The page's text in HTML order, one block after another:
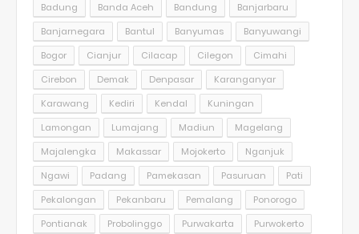
Badung Banda Aceh Bandung
Banjarbaru
Banjarnegara
Bantul Banyumas
Banyuwangi
Bogor
Cianjur Cilacap Cilegon
Cimahi
Cirebon
Demak Denpasar
Karanganyar
Karawang
Kediri Kendal
Kuningan
Lamongan
Lumajang Madiun
Magelang
Majalengka
Makassar Mojokerto
Nganjuk
Ngawi
Padang Pamekasan Pasuruan
Pati
Pekalongan
Pekanbaru Pemalang
Ponorogo
Pontianak
Probolinggo Purwakarta
Purwokerto